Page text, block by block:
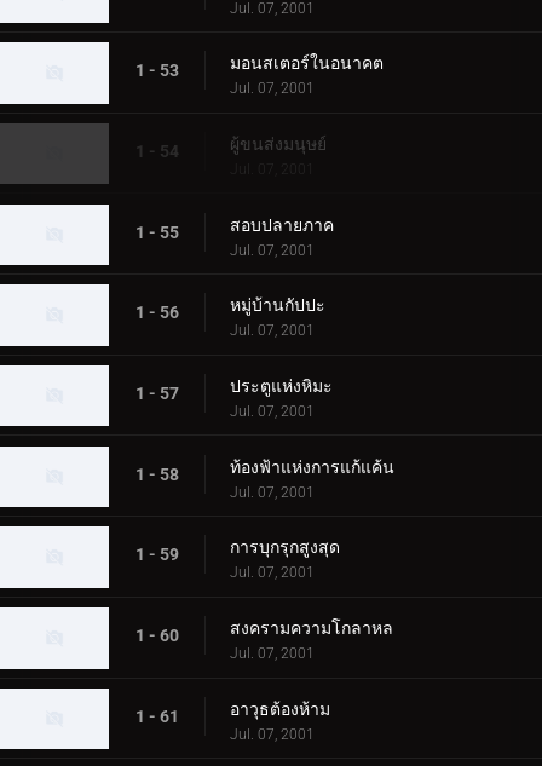
Jul. 07, 2001
1 - 53 มอนสเตอร์ในอนาคต
Jul. 07, 2001
1 - 54 ผู้ขนส่งมนุษย์
Jul. 07, 2001
1 - 55 สอบปลายภาค
Jul. 07, 2001
1 - 56 หมู่บ้านกัปปะ
Jul. 07, 2001
1 - 57 ประตูแห่งหิมะ
Jul. 07, 2001
1 - 58 ท้องฟ้าแห่งการแก้แค้น
Jul. 07, 2001
1 - 59 การบุกรุกสูงสุด
Jul. 07, 2001
1 - 60 สงครามความโกลาหล
Jul. 07, 2001
1 - 61 อาวุธต้องห้าม
Jul. 07, 2001